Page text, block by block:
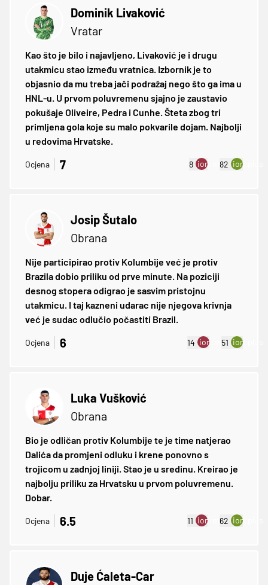
Dominik Livaković
Vratar
Kao što je bilo i najavljeno, Livaković je i drugu
utakmicu stao između vratnica. Izbornik je to
objasnio da mu treba jači podražaj nego što ga ima u
HNL-u. U prvom poluvremenu sjajno je zaustavio
pokušaje Oliveire, Pedra i Cunhe. Šteta zbog tri
primljena gola koje su malo pokvarile dojam. Najbolji
u redovima Hrvatske.
Ocjena 7 8 ion:minus
82 ion:plus
Josip Šutalo
Obrana
Nije participirao protiv Kolumbije već je protiv
Brazila dobio priliku od prve minute. Na poziciji
desnog stopera odigrao je sasvim pristojnu
utakmicu. I taj kazneni udarac nije njegova krivnja
već je sudac odlučio počastiti Brazil.
Ocjena 6 14 ion:minus
51 ion:plus
Luka Vušković
Obrana
Bio je odličan protiv Kolumbije te je time natjerao
Dalića da promjeni odluku i krene ponovno s
trojicom u zadnjoj liniji. Stao je u sredinu. Kreirao je
najbolju priliku za Hrvatsku u prvom poluvremenu.
Dobar.
Ocjena 6.5 11 ion:minus
62 ion:plus
Duje Ćaleta-Car